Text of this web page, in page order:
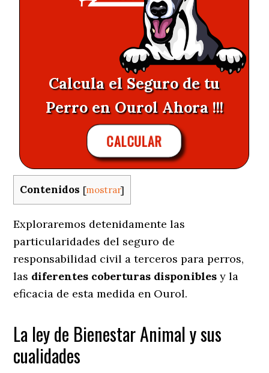
Calcula el Seguro de tu
Perro en Ourol Ahora !!!
CALCULAR
Contenidos [mostrar]
Exploraremos detenidamente las
particularidades del seguro de
responsabilidad civil a terceros para perros,
las diferentes coberturas disponibles y la
eficacia de esta medida en Ourol.
La ley de Bienestar Animal y sus
cualidades